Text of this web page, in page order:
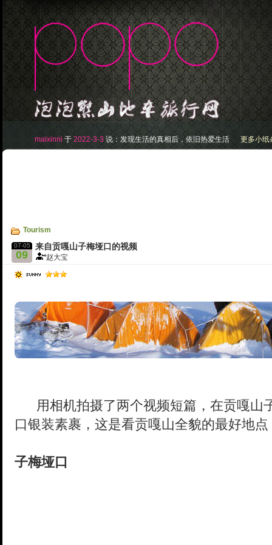
Tourism
07-05
09
来自贡嘎山子梅垭口的视频
赵大宝
用相机拍摄了两个视频短篇，在贡嘎山
口银装素裹，这是看贡嘎山全貌的最好地
子梅垭口
maixinni 于 2022-3-3说： 发现生活的真相后，依旧热爱生活 更多小纸